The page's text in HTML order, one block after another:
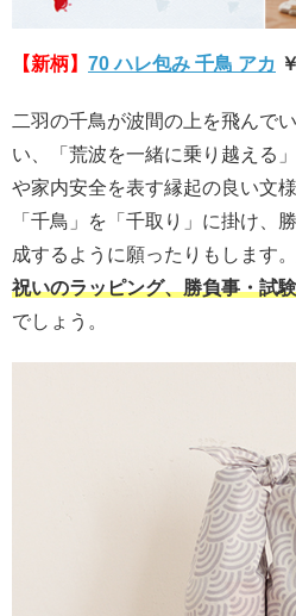
【新柄】 70 ハレ包み 千鳥 アカ
二羽の千鳥が波間の上を飛んで
い、「荒波を一緒に乗り越える
や家内安全を表す縁起の良い文
「千鳥」を「千取り」に掛け、
成するように願ったりもします。
祝いのラッピング、勝負事・試
でしょう。